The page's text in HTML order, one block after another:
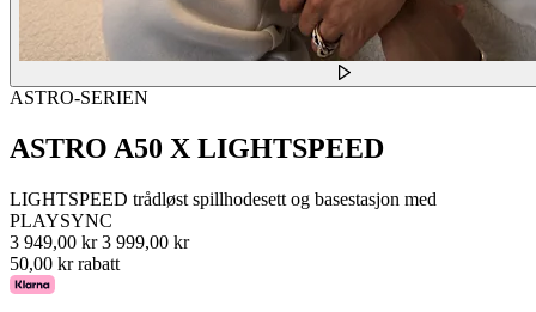
ASTRO-SERIEN
ASTRO A50 X LIGHTSPEED
LIGHTSPEED trådløst spillhodesett og basestasjon med
PLAYSYNC
3 949,00 kr 3 999,00 kr
50,00 kr rabatt